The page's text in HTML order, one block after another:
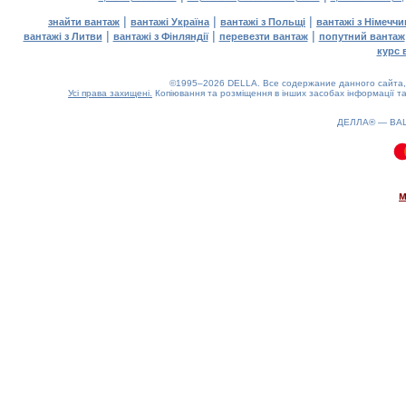
знайти вантаж | вантажі Україна | вантажі з Польщі | вантажі з
вантажі з Литви | вантажі з Фінляндії| перевезти вантаж| попутний вантаж
курс
©1995–2026 DELLA. Все содержание данного
Усі права захищені. Копіювання та розміщення в інших засобах інформації
ДЕЛЛА® —